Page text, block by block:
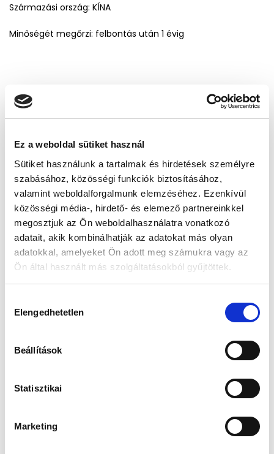
Ez a weboldal sütiket használ
Sütiket használunk a tartalmak és hirdetések személyre
szabásához, közösségi funkciók biztosításához,
valamint weboldalforgalmunk elemzéséhez. Ezenkívül
közösségi média-, hirdető- és elemező partnereinkkel
megosztjuk az Ön weboldalhasználatra vonatkozó
adatait, akik kombinálhatják az adatokat más olyan
adatokkal, amelyeket Ön adott meg számukra vagy az
Ön által használt más szolgáltatásokból gyűjtöttek.
Elengedhetetlen
Beállítások
Statisztikai
Marketing
Származási ország: KÍNA
Minőségét megőrzi: felbontás után 1 évig
Vásárlói vélemények
0 / 5
5
4
0%
3
0%
2
0%
0%
Kérdés feltevése
Médiatartalmakkal